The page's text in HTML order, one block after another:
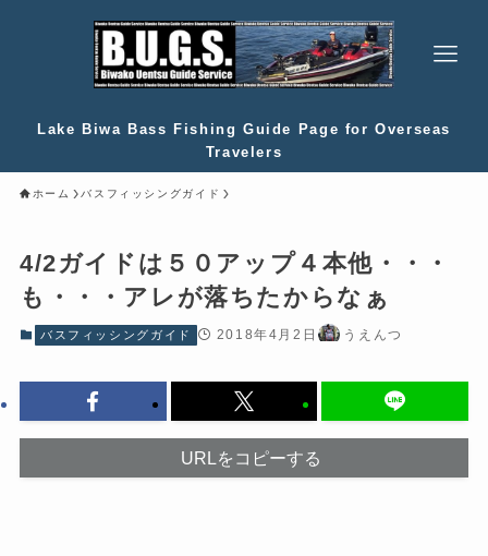
Lake Biwa Bass Fishing Guide Page for Overseas
Travelers
ホーム バスフィッシングガイド
4/2ガイドは５０アップ４本他・・・
も・・・アレが落ちたからなぁ
バスフィッシングガイド 2018年4月2日 うえんつ
URLをコピーする